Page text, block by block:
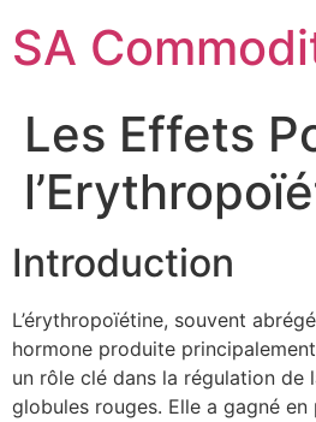
SA
Les Effets
Introduction
L’érythropoïétine, souvent
hormone produite
un rôle clé dans la régulation de
globules rouges. Elle a gagné